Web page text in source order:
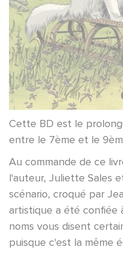
Cette BD est le
entre le 7ème et le
Au commande de ce
l'auteur, Juliette Sales
scénario, croqué par
artistique a été confiée
noms vous disent
puisque c'est la même